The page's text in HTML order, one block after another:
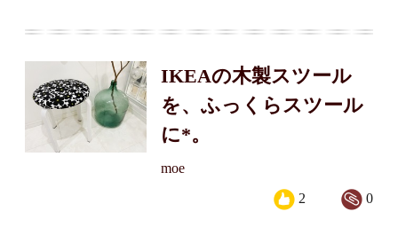
IKEAの木製スツール
を、ふっくらスツール
に*。
moe
0
2